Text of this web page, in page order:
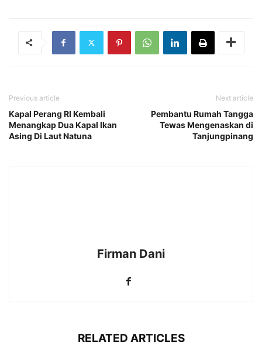
Previous article
Kapal Perang RI Kembali
Menangkap Dua Kapal Ikan
Asing Di Laut Natuna
Next article
Pembantu Rumah Tangga
Tewas Mengenaskan di
Tanjungpinang
Firman Dani
RELATED ARTICLES